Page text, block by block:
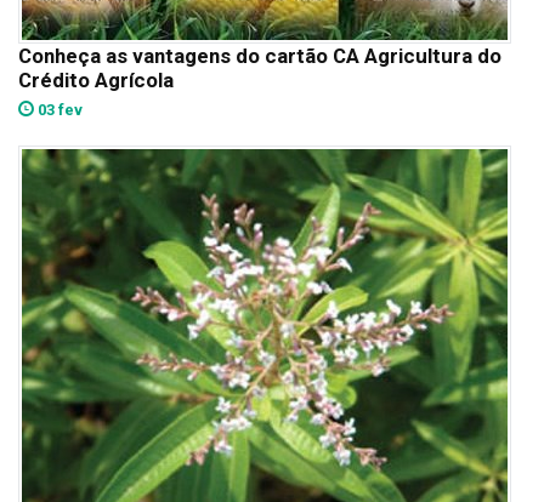
Conheça as vantagens do cartão CA Agricultura do
Crédito Agrícola
03 fev